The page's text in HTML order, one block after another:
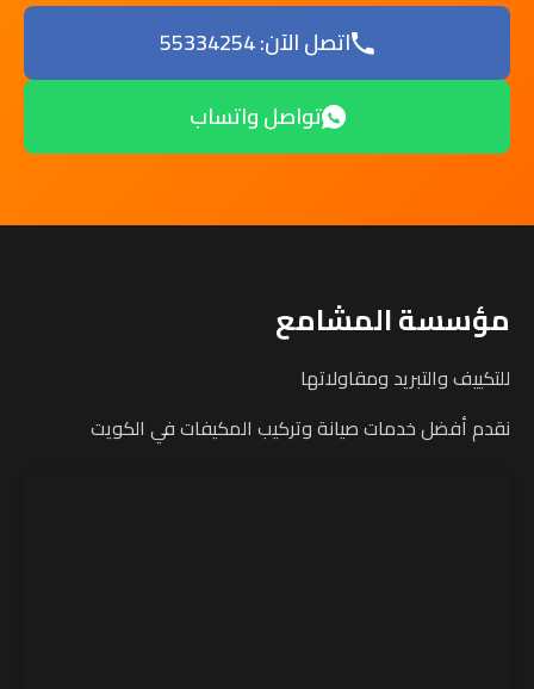
اتصل الآن: 55334254
تواصل واتساب
مؤسسة المشامع
للتكييف والتبريد ومقاولاتها
نقدم أفضل خدمات صيانة وتركيب المكيفات في الكويت